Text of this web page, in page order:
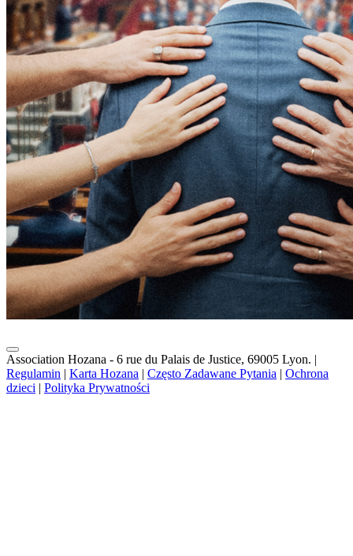
Association Hozana - 6 rue du Palais de Justice, 69005 Lyon. |
Regulamin | Karta Hozana | Często Zadawane Pytania | Ochrona
dzieci | Polityka Prywatności